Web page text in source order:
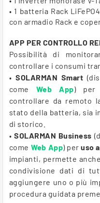
• 1 batteria Rack
con armadio Rack e
APP PER CONTROLLO
Possibilità di
controllare i consumi
•SOLARMAN Smart
come Web App) per
controllare da remoto
stato della batteria, sia
di storico.
•SOLARMAN Business
come Web App) peruso
impianti, permette
condivisione dati di
aggiungere uno o più
procedura guidata